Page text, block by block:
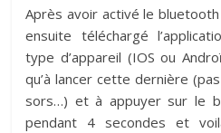
Après avoir activé le
ensuite téléchargé
type d’appareil (IOS ou
qu’à lancer cette dernière
sors…) et à appuyer sur le
pendant 4 secondes et